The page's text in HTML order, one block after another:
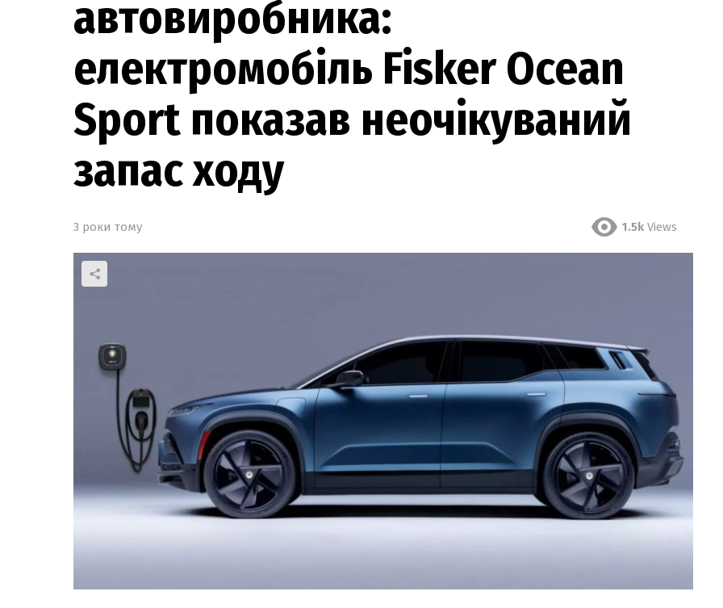
автовиробника:
електромобіль Fisker Ocean
Sport показав неочікуваний
запас ходу
3 роки тому 1.5k Views